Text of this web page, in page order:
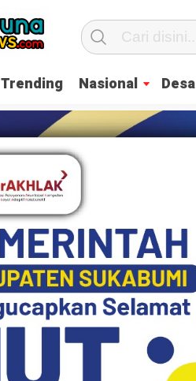
Trending Nasional Desa